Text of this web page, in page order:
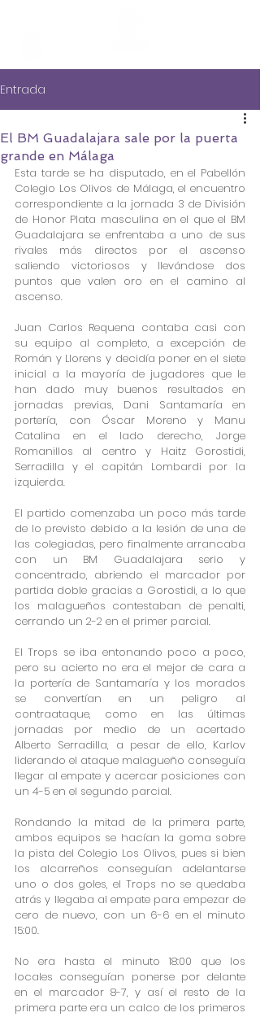
Entrada
El BM Guadalajara sale por la puerta
grande en Málaga
Esta tarde se ha disputado, en el Pabellón
Colegio Los Olivos de Málaga, el encuentro
correspondiente a la jornada 3 de División
de Honor Plata masculina en el que el BM
Guadalajara se enfrentaba a uno de sus
rivales más directos por el ascenso
saliendo victoriosos y llevándose dos
puntos que valen oro en el camino al
ascenso.
Juan Carlos Requena contaba casi con
su equipo al completo, a excepción de
Román y Llorens y decidía poner en el siete
inicial a la mayoría de jugadores que le
han dado muy buenos resultados en
jornadas previas, Dani Santamaría en
portería, con Óscar Moreno y Manu
Catalina en el lado derecho, Jorge
Romanillos al centro y Haitz Gorostidi,
Serradilla y el capitán Lombardi por la
izquierda.
El partido comenzaba un poco más tarde
de lo previsto debido a la lesión de una de
las colegiadas, pero finalmente arrancaba
con un BM Guadalajara serio y
concentrado, abriendo el marcador por
partida doble gracias a Gorostidi, a lo que
los malagueños contestaban de penalti,
cerrando un 2-2 en el primer parcial.
El Trops se iba entonando poco a poco,
pero su acierto no era el mejor de cara a
la portería de Santamaría y los morados
se convertían en un peligro al
contraataque, como en las últimas
jornadas por medio de un acertado
Alberto Serradilla, a pesar de ello, Karlov
liderando el ataque malagueño conseguía
llegar al empate y acercar posiciones con
un 4-5 en el segundo parcial.
Rondando la mitad de la primera parte,
ambos equipos se hacían la goma sobre
la pista del Colegio Los Olivos, pues si bien
los alcarreños conseguían adelantarse
uno o dos goles, el Trops no se quedaba
atrás y llegaba al empate para empezar de
cero de nuevo, con un 6-6 en el minuto
15:00.
No era hasta el minuto 18:00 que los
locales conseguían ponerse por delante
en el marcador 8-7, y así el resto de la
primera parte era un calco de los primeros